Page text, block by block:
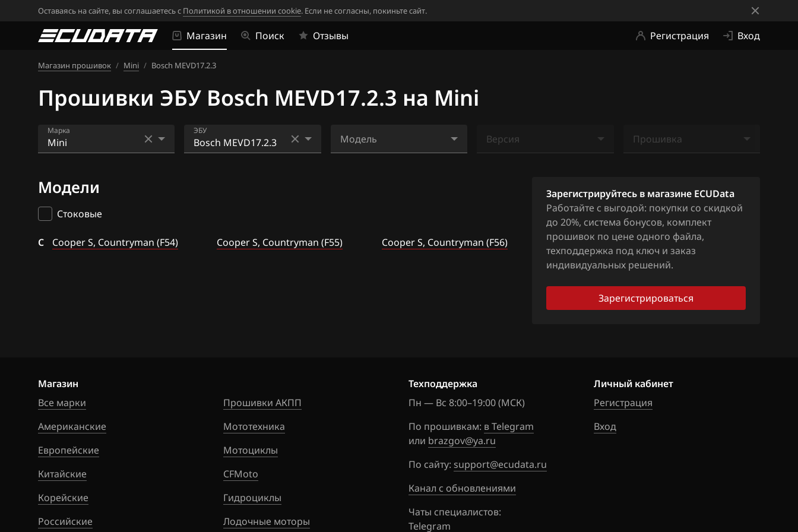
Оставаясь на сайте, вы соглашаетесь с Политикой в отношении cookie. Если не согласны, покиньте сайт.
Магазин Поиск Отзывы Регистрация Вход
Магазин прошивок / Mini / Bosch MEVD17.2.3
Прошивки ЭБУ Bosch MEVD17.2.3 на Mini
Марка
Alfa Romeo
ATLAS
Audi
BYD
Cadillac
Changan
Chenglong
Chery
Chevrolet
Chrysler
ЭБУ
Bosch MEVD17.2.3
Модель
Cooper S, Countryman
Версия
Прошивка
Модели
Стоковые
C Cooper S, Countryman (F54) Cooper S, Countryman (F55) Cooper S, Countryman (F56)
Зарегистрируйтесь в магазине ECUData
Работайте с выгодой: покупки со скидкой
до 20%, система бонусов, комплект
прошивок по цене одного файла,
техподдержка под ключ и заказ
индивидуальных решений.
Зарегистрироваться
Магазин
Все марки
Американские
Европейские
Китайские
Корейские
Российские
Прошивки АКПП
Мототехника
Мотоциклы
CFMoto
Гидроциклы
Лодочные моторы
Техподдержка
Пн — Вс 8:00–19:00 (МСК)
По прошивкам: в Telegram
или brazgov@ya.ru
По сайту: support@ecudata.ru
Канал с обновлениями
Чаты специалистов:
Telegram
Личный кабинет
Регистрация
Вход